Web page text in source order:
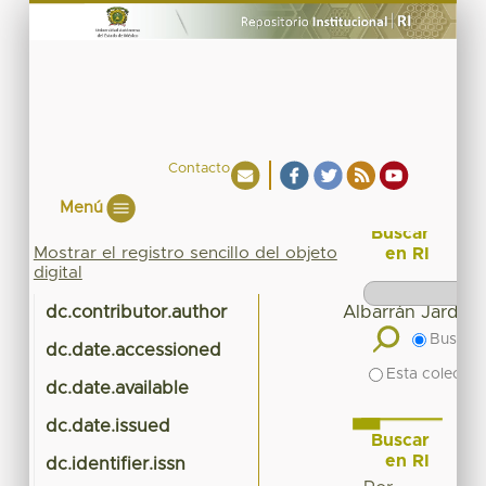
Contacto
Menú
Mostrar el registro sencillo del objeto
digital
dc.contributor.author Albarrán
dc.date.accessioned
dc.date.available
dc.date.issued
dc.identifier.issn
Buscar
en RI
Buscar
Esta
Buscar
en RI